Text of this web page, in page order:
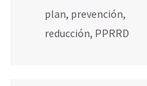
plan, prevención,
reducción, PPRRD